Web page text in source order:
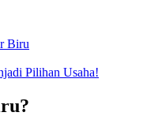
Biru
Pilihan Usaha!